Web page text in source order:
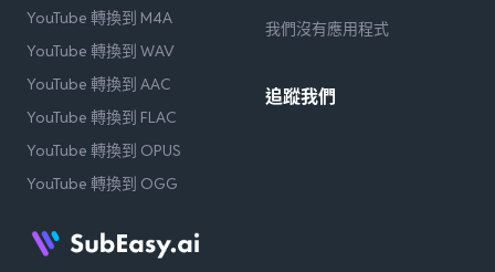
YouTube 轉換到 M4A
YouTube 轉換到 WAV
YouTube 轉換到 AAC
YouTube 轉換到 FLAC
YouTube 轉換到 OPUS
YouTube 轉換到 OGG
我們沒有應用程式
追蹤我們